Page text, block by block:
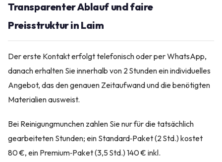
Transparenter Ablauf und faire
Preisstruktur in Laim
Der erste Kontakt erfolgt telefonisch oder per WhatsApp,
danach erhalten Sie innerhalb von 2 Stunden ein individuelles
Angebot, das den genauen Zeitaufwand und die benötigten
Materialien ausweist.
Bei Reinigungmunchen zahlen Sie nur für die tatsächlich
gearbeiteten Stunden; ein Standard‑Paket (2 Std.) kostet
80 €, ein Premium‑Paket (3,5 Std.) 140 € inkl.